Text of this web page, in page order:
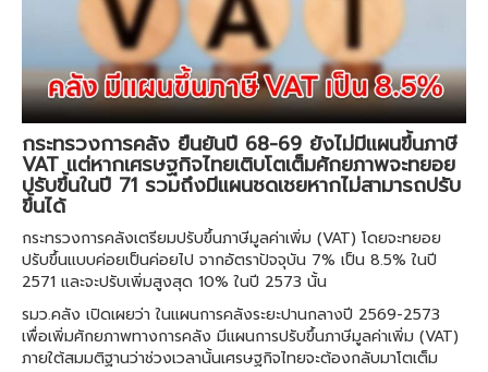
กระทรวงการคลัง ยืนยันปี 68-69 ยังไม่มีแผนขึ้นภาษี
VAT แต่หากเศรษฐกิจไทยเติบโตเต็มศักยภาพจะทยอย
ปรับขึ้นในปี 71 รวมถึงมีแผนชดเชยหากไม่สามารถปรับ
ขึ้นได้
กระทรวงการคลังเตรียมปรับขึ้นภาษีมูลค่าเพิ่ม (VAT) โดยจะทยอย
ปรับขึ้นแบบค่อยเป็นค่อยไป จากอัตราปัจจุบัน 7% เป็น 8.5% ในปี
2571 และจะปรับเพิ่มสูงสุด 10% ในปี 2573 นั้น
รมว.คลัง เปิดเผยว่า ในแผนการคลังระยะปานกลางปี 2569-2573
เพื่อเพิ่มศักยภาพทางการคลัง มีแผนการปรับขึ้นภาษีมูลค่าเพิ่ม (VAT)
ภายใต้สมมติฐานว่าช่วงเวลานั้นเศรษฐกิจไทยจะต้องกลับมาโตเต็ม